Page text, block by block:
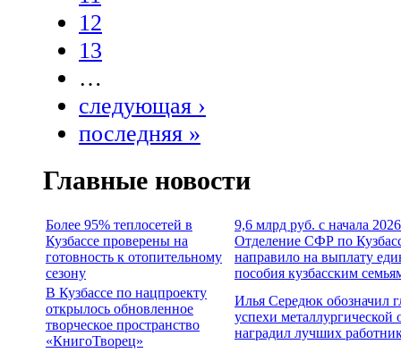
12
13
…
следующая ›
последняя »
Главные новости
Более 95% теплосетей в
Кузбассе проверены на
готовность к отопительному
сезону
9,6 млрд руб. с начала
Отделение СФР по
направило на выплату
пособия кузбасским
В Кузбассе по нацпроекту
открылось обновленное
творческое пространство
«КнигоТворец»
Илья Середюк обозначил
успехи металлургической
наградил лучших